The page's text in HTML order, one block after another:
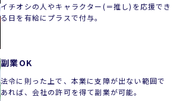
イチオシの人やキャラクター(＝推し)を応援でき
る日を有給にプラスで付与。
副業OK
法令に則った上で、本業に支障が出ない範囲で
あれば、会社の許可を得て副業が可能。